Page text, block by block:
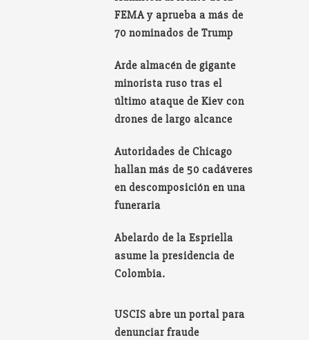
FEMA y aprueba a más de
70 nominados de Trump
Arde almacén de gigante
minorista ruso tras el
último ataque de Kiev con
drones de largo alcance
Autoridades de Chicago
hallan más de 50 cadáveres
en descomposición en una
funeraria
Abelardo de la Espriella
asume la presidencia de
Colombia.
USCIS abre un portal para
denunciar fraude